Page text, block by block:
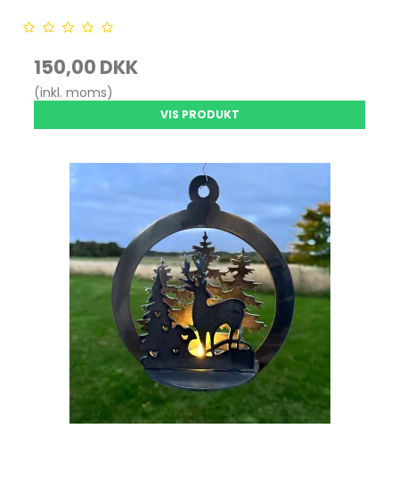
150,00 DKK
(inkl. moms)
VIS PRODUKT